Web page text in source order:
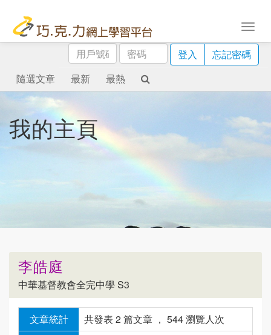
用
戶
號
碼
密
碼
登入
忘記密碼
隨選文章
最新 最熱
我的主頁
李皓庭
中華基督教會全完中學 S3
文章統計
共發表 2 篇文章 ， 544 瀏覽人次